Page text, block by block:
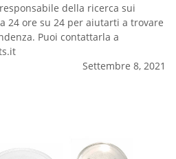
della ricerca sui
24 ore su 24 per aiutarti a trovare
Puoi contattarla a
Settembre 8, 2021